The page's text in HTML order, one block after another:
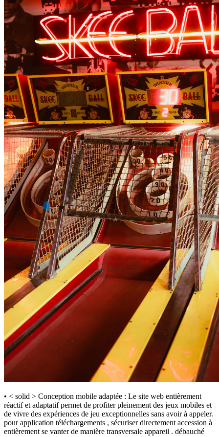
• < solid > Conception mobile adaptée : Le site web entièrement
réactif et adaptatif permet de profiter pleinement des jeux mobiles et
de vivre des expériences de jeu exceptionnelles sans avoir à appeler.
pour application téléchargements , sécuriser directement accession à
entièrement se vanter de manière transversale appareil . débauché